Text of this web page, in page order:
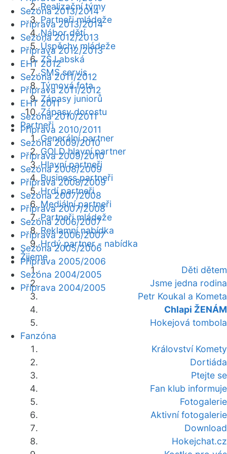
Realizační týmy
Partneři mládeže
Nábor dětí
Úspěchy mládeže
ZŠ Labská
SMS servis
Týmová fota
Zápasy juniorů
Zápasy dorostu
Partneři
Generální partner
GOLD hlavní partner
Hlavní partneři
Business partneři
Hrdí partneři
Mediální partneři
Partneři mládeže
Reklamní nabídka
Hrdý partner - nabídka
Žijeme
Děti dětem
Jsme jedna rodina
Petr Koukal a Kometa
Chlapi ŽENÁM
Hokejová tombola
Fanzóna
Království Komety
Dortiáda
Ptejte se
Fan klub informuje
Fotogalerie
Aktivní fotogalerie
Download
Hokejchat.cz
Sezóna 2013/2014
Příprava 2013/2014
Sezóna 2012/2013
Příprava 2012/2013
EHT 2012
Sezóna 2011/2012
Příprava 2011/2012
EHT 2011
Sezóna 2010/2011
Příprava 2010/2011
Sezóna 2009/2010
Příprava 2009/2010
Sezóna 2008/2009
Příprava 2008/2009
Sezóna 2007/2008
Příprava 2007/2008
Sezóna 2006/2007
Příprava 2006/2007
Sezóna 2005/2006
Příprava 2005/2006
Sezóna 2004/2005
Příprava 2004/2005